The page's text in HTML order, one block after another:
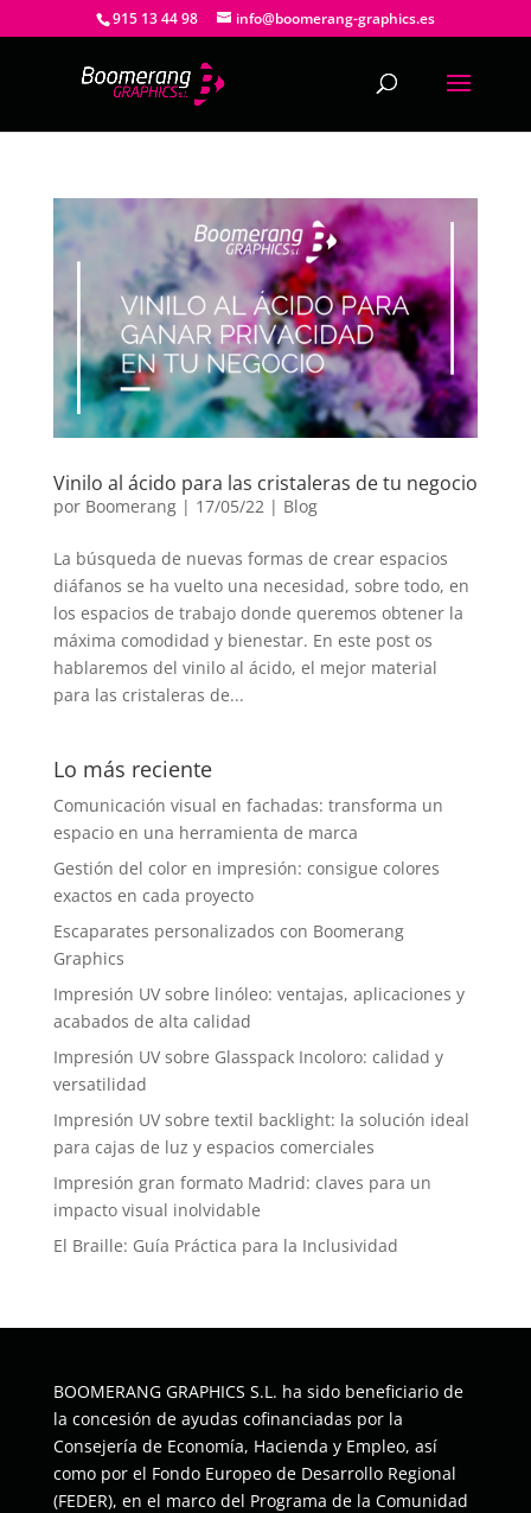
915 13 44 98 info@boomerang-graphics.es
Vinilo al ácido para las cristaleras de tu negocio
por Boomerang| 17/05/22 | Blog
La búsqueda de nuevas formas de crear espacios
diáfanos se ha vuelto una necesidad, sobre todo, en
los espacios de trabajo donde queremos obtener la
máxima comodidad y bienestar. En este post os
hablaremos del vinilo al ácido, el mejor material
para las cristaleras de...
Lo más reciente
Comunicación visual en fachadas: transforma un
espacio en una herramienta de marca
Gestión del color en impresión: consigue colores
exactos en cada proyecto
Escaparates personalizados con Boomerang
Graphics
Impresión UV sobre linóleo: ventajas, aplicaciones y
acabados de alta calidad
Impresión UV sobre Glasspack Incoloro: calidad y
versatilidad
Impresión UV sobre textil backlight: la solución ideal
para cajas de luz y espacios comerciales
Impresión gran formato Madrid: claves para un
impacto visual inolvidable
El Braille: Guía Práctica para la Inclusividad
BOOMERANG GRAPHICS S.L. ha sido beneficiario de
la concesión de ayudas cofinanciadas por la
Consejería de Economía, Hacienda y Empleo, así
como por el Fondo Europeo de Desarrollo Regional
(FEDER), en el marco del Programa de la Comunidad